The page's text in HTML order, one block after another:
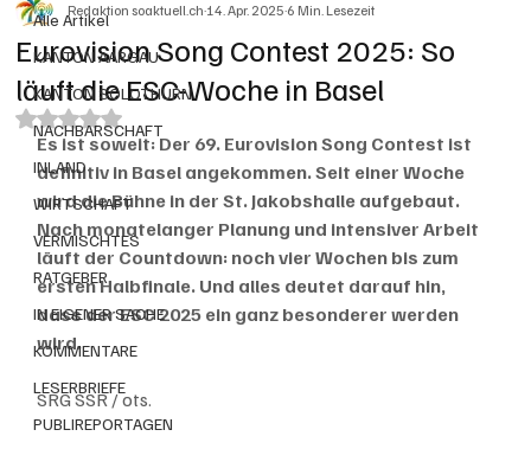
Alle Artikel
KANTON AARGAU
KANTON SOLOTHURN
NACHBARSCHAFT
INLAND
WIRTSCHAFT
VERMISCHTES
RATGEBER
IN EIGENER SACHE
KOMMENTARE
LESERBRIEFE
PUBLIREPORTAGEN
Eurovision Song Contest 2025: So
läuft die ESC-Woche in Basel
Redaktion soaktuell.ch14. Apr. 20256 Min. Lesezeit
Mit NaN von 5 Sternen bewertet.
Es ist soweit: Der 69. Eurovision Song Contest ist
definitiv in Basel angekommen. Seit einer Woche
wird die Bühne in der St. Jakobshalle aufgebaut.
Nach monatelanger Planung und intensiver Arbeit
läuft der Countdown: noch vier Wochen bis zum
ersten Halbfinale. Und alles deutet darauf hin,
dass der ESC 2025 ein ganz besonderer werden
wird.
SRG SSR / ots.